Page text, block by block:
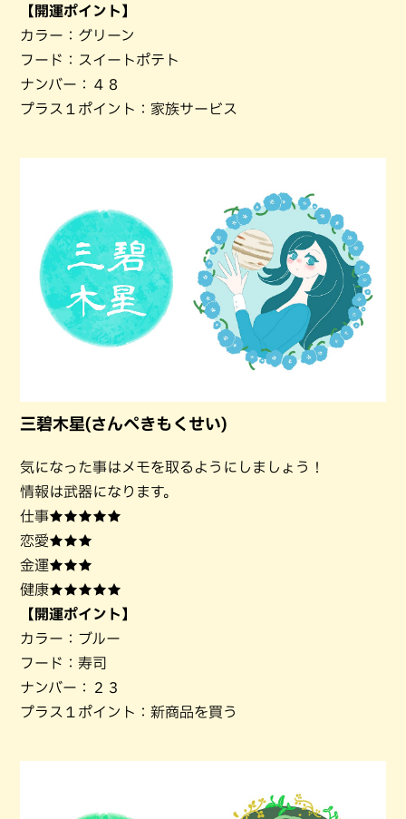
【開運ポイント】
カラー：グリーン
フード：スイートポテト
ナンバー：４８
プラス１ポイント：家族サービス
三碧木星(さんぺきもくせい)
気になった事はメモを取るようにしましょう！
情報は武器になります。
仕事★★★★★
恋愛★★★
金運★★★
健康★★★★★
【開運ポイント】
カラー：ブルー
フード：寿司
ナンバー：２３
プラス１ポイント：新商品を買う